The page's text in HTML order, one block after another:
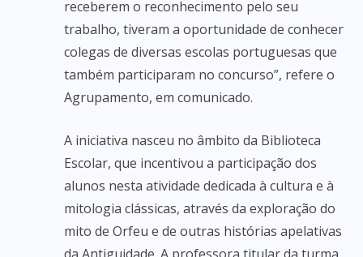
receberem o reconhecimento pelo seu
trabalho, tiveram a oportunidade de conhecer
colegas de diversas escolas portuguesas que
também participaram no concurso”, refere o
Agrupamento, em comunicado.
A iniciativa nasceu no âmbito da Biblioteca
Escolar, que incentivou a participação dos
alunos nesta atividade dedicada à cultura e à
mitologia clássicas, através da exploração do
mito de Orfeu e de outras histórias apelativas